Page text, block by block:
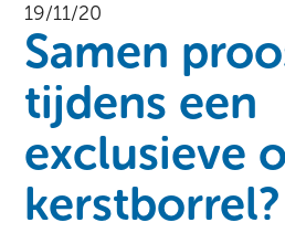
19/11/20
Samen
tijdens een
exclusieve
kerstborrel?